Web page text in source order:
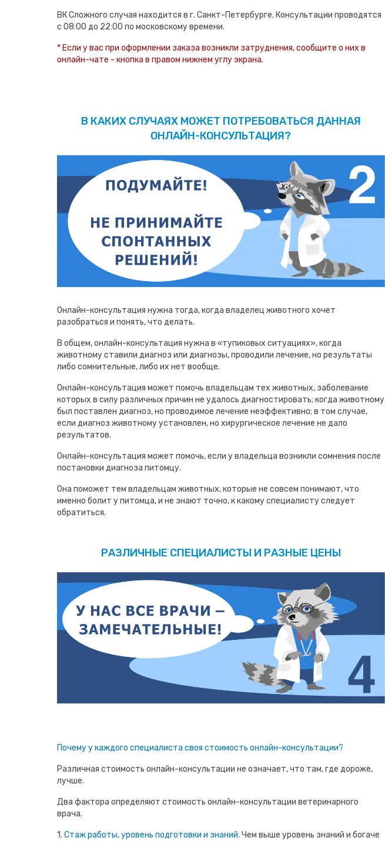
ВК Сложного случая находится в г. Санкт-Петербурге. Консультации проводятся
с 08:00 до 22:00 по московскому времени.
* Если у вас при оформлении заказа возникли затруднения, сообщите о них в
онлайн-чате - кнопка в правом нижнем углу экрана.
В КАКИХ СЛУЧАЯХ МОЖЕТ ПОТРЕБОВАТЬСЯ ДАННАЯ
ОНЛАЙН-КОНСУЛЬТАЦИЯ?
Онлайн-консультация нужна тогда, когда владелец животного хочет
разобраться и понять, что делать.
В общем, онлайн-консультация нужна в «тупиковых ситуациях», когда
животному ставили диагноз или диагнозы, проводили лечение, но результаты
либо сомнительные, либо их нет вообще.
Онлайн-консультация может помочь владельцам тех животных, заболевание
которых в силу различных причин не удалось диагностировать; когда животному
был поставлен диагноз, но проводимое лечение неэффективно; в том случае,
если диагноз животному установлен, но хирургическое лечение не дало
результатов.
Онлайн-консультация может помочь, если у владельца возникли сомнения после
постановки диагноза питомцу.
Она поможет тем владельцам животных, которые не совсем понимают, что
именно болит у питомца, и не знают точно, к какому специалисту следует
обратиться.
РАЗЛИЧНЫЕ СПЕЦИАЛИСТЫ И РАЗНЫЕ ЦЕНЫ
Почему у каждого специалиста своя стоимость онлайн-консультации?
Различная стоимость онлайн-консультации не означает, что там, где дороже,
лучше.
Два фактора определяют стоимость онлайн-консультации ветеринарного
врача.
1. Стаж работы, уровень подготовки и знаний. Чем выше уровень знаний и богаче